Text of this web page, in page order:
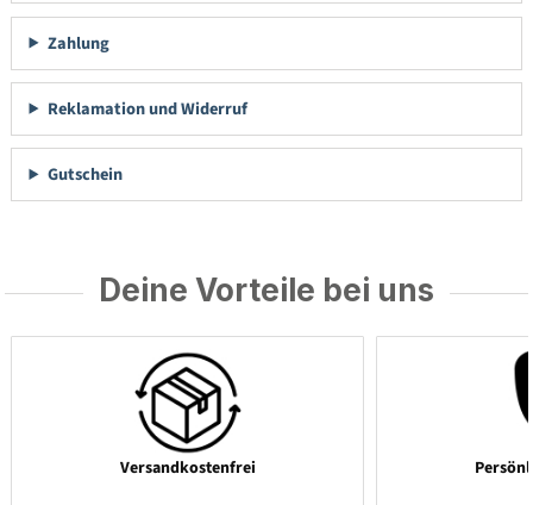
Zahlung
Reklamation und Widerruf
Gutschein
Deine Vorteile bei uns
Versandkostenfrei